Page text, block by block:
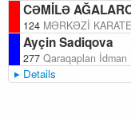
CƏMİLƏ
124 MƏRKƏZİ
Ayçin Sadiqova
277 Qaraqaplan İdman
Details